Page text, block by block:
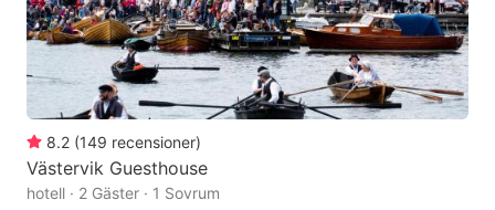
8.2 (149 recensioner)
Västervik Guesthouse
hotell · 2 Gäster · 1 Sovrum